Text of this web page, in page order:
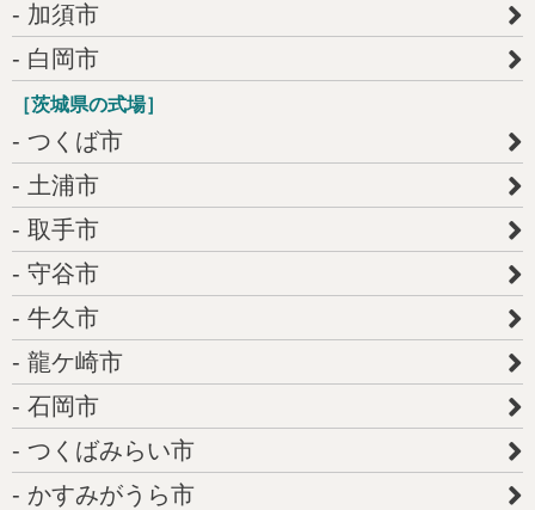
加須市
白岡市
［茨城県の式場］
つくば市
土浦市
取手市
守谷市
牛久市
龍ケ崎市
石岡市
つくばみらい市
かすみがうら市